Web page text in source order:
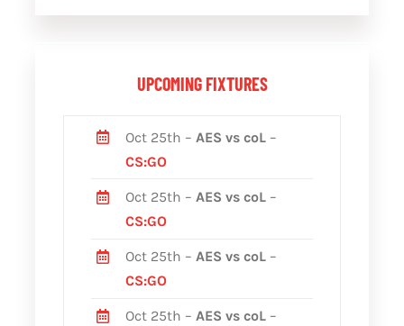
UPCOMING FIXTURES
Oct 25th – AES vs coL –
CS:GO
Oct 25th –AES vs coL –
CS:GO
Oct 25th –AES vs coL –
CS:GO
Oct 25th –AES vs coL –